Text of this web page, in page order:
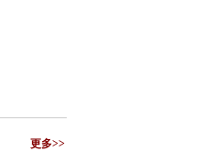
更多>>